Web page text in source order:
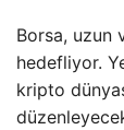
Borsa, uzun
hedefliyor.
kripto